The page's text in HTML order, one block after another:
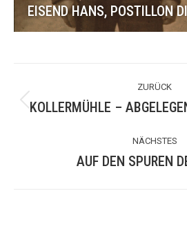
EISEND HANS, POSTILLON
NAVIGATION
ZURÜCK
KOLLERMÜHLE –
NÄCHSTES
AUF DEN SPUREN